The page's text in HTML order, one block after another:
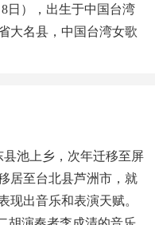
日），出生于中国台湾
大名县，中国台湾女歌
县池上乡，次年迁移至屏
居至台北县芦洲市，就
现出音乐和表演天赋。